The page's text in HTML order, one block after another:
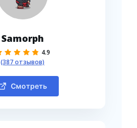
Samorph
4.9
(387 отзывов)
Смотреть